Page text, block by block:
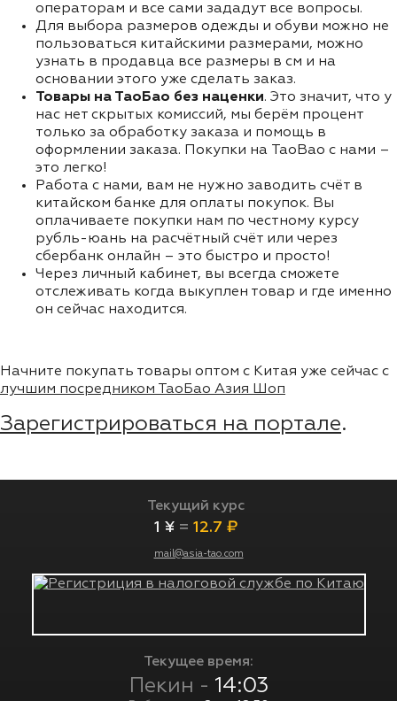
операторам и все сами зададут все вопросы.
Для выбора размеров одежды и обуви можно не
пользоваться китайскими размерами, можно
узнать в продавца все размеры в см и на
основании этого уже сделать заказ.
Товары на ТаоБао без наценки. Это значит, что у
нас нет скрытых комиссий, мы берём процент
только за обработку заказа и помощь в
оформлении заказа. Покупки на TaoBao с нами –
это легко!
Работа с нами, вам не нужно заводить счёт в
китайском банке для оплаты покупок. Вы
оплачиваете покупки нам по честному курсу
рубль-юань на расчётный счёт или через
сбербанк онлайн – это быстро и просто!
Через личный кабинет, вы всегда сможете
отслеживать когда выкуплен товар и где именно
он сейчас находится.
Начните покупать товары оптом с Китая уже сейчас с
лучшим посредником ТаоБао Азия Шоп
Зарегистрироваться на портале.
Текущий курс
1 ¥ = 12.7 ₽
mail@asia-tao.com
Текущее время:
Пекин - 14:03